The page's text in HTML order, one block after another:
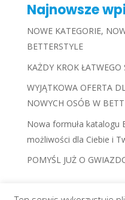
Najnowsze
NOWE KATEGORIE,
BETTERSTYLE
KAŻDY KROK
WYJĄTKOWA OFERTA
NOWYCH OSÓB W
Nowa formuła katalogu
możliwości dla Ciebie i
POMYŚL JUŻ O